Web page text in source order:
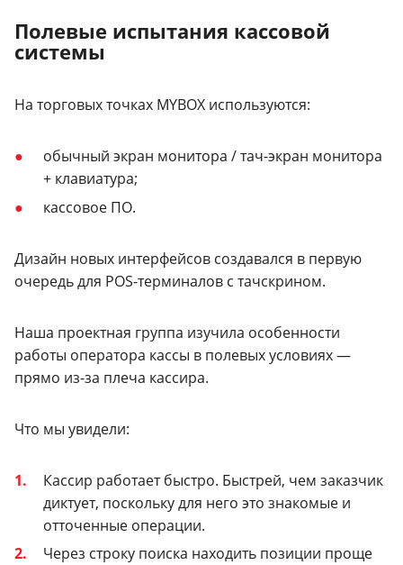
Полевые испытания кассовой
системы
На торговых точках MYBOX используются:
обычный экран монитора / тач-экран монитора
+ клавиатура;
кассовое ПО.
Дизайн новых интерфейсов создавался в первую
очередь для POS-терминалов с тачскрином.
Наша проектная группа изучила особенности
работы оператора кассы в полевых условиях —
прямо из-за плеча кассира.
Что мы увидели:
Кассир работает быстро. Быстрей, чем заказчик
диктует, поскольку для него это знакомые и
отточенные операции.
Через строку поиска находить позиции проще